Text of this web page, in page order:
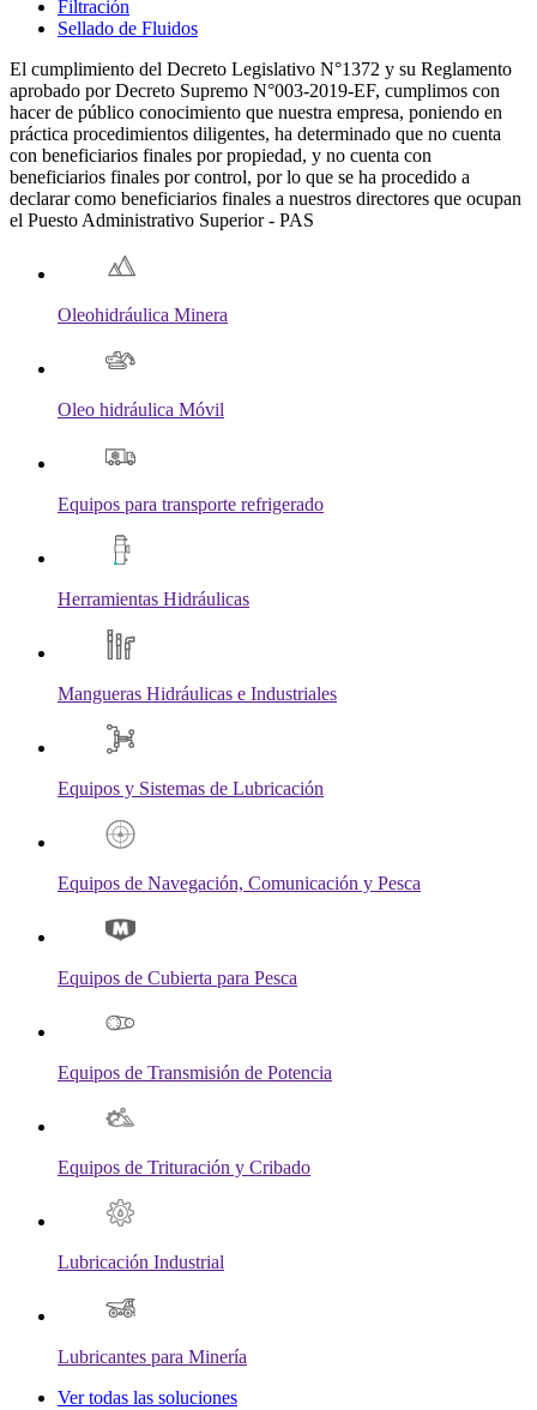
Filtración
Sellado de Fluidos
El cumplimiento del Decreto Legislativo N°1372 y su Reglamento
aprobado por Decreto Supremo N°003-2019-EF, cumplimos con
hacer de público conocimiento que nuestra empresa, poniendo en
práctica procedimientos diligentes, ha determinado que no cuenta
con beneficiarios finales por propiedad, y no cuenta con
beneficiarios finales por control, por lo que se ha procedido a
declarar como beneficiarios finales a nuestros directores que ocupan
el Puesto Administrativo Superior - PAS
Oleohidráulica Minera
Oleo hidráulica Móvil
Equipos para transporte refrigerado
Herramientas Hidráulicas
Mangueras Hidráulicas e Industriales
Equipos y Sistemas de Lubricación
Equipos de Navegación, Comunicación y Pesca
Equipos de Cubierta para Pesca
Equipos de Transmisión de Potencia
Equipos de Trituración y Cribado
Lubricación Industrial
Lubricantes para Minería
Ver todas las soluciones